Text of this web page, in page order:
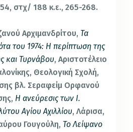
στχ/ 188 κ.ε., 265-268.
Αρχιμανδρίτου, Τα
του 1974: Η περίπτωση της
και Τυρνάβου, Αριστοτέλειο
Θεολογική Σχολή,
βλ. Σεραφείμ Ορφανού
Η ανεύρεσις των Ι.
Αγίου Αχιλλίου, Λάρισα,
Γουγούλη, Το Λείψανο